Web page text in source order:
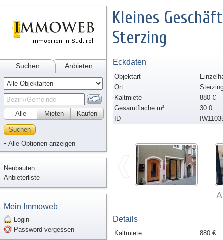
Suchen Anbieten
Alle Kaufen
Mieten
Suchen
Alle Optionen anzeigen
Neubauten
Anbieterliste
Mein Immoweb
Login
Password vergessen
Kleines
Sterzing
Eckdaten
Objektart
Ort
Sterzing
Kaltmiete
880 €
Gesamtfläche m²
30.0
ID
Details
Kaltmiete
880 €